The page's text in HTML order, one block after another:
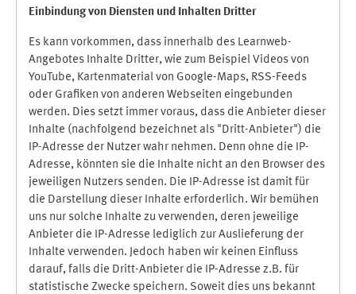
Einbindung von Diensten und Inhalten Dritter
Es kann vorkommen, dass innerhalb des Learnweb-
Angebotes Inhalte Dritter, wie zum Beispiel Videos von
YouTube, Kartenmaterial von Google-Maps, RSS-Feeds
oder Grafiken von anderen Webseiten eingebunden
werden. Dies setzt immer voraus, dass die Anbieter dieser
Inhalte (nachfolgend bezeichnet als "Dritt-Anbieter") die
IP-Adresse der Nutzer wahr nehmen. Denn ohne die IP-
Adresse, könnten sie die Inhalte nicht an den Browser des
jeweiligen Nutzers senden. Die IP-Adresse ist damit für
die Darstellung dieser Inhalte erforderlich. Wir bemühen
uns nur solche Inhalte zu verwenden, deren jeweilige
Anbieter die IP-Adresse lediglich zur Auslieferung der
Inhalte verwenden. Jedoch haben wir keinen Einfluss
darauf, falls die Dritt-Anbieter die IP-Adresse z.B. für
statistische Zwecke speichern. Soweit dies uns bekannt